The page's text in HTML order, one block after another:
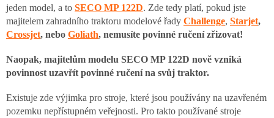
jeden model, a to SECO MP 122D. Zde tedy platí, pokud jste
majitelem zahradního traktoru modelové řady Challenge, Starjet,
Crossjet, nebo Goliath, nemusíte povinné ručení zřizovat!
Naopak, majitelům modelu SECO MP 122D nově vzniká
povinnost uzavřít povinné ručení na svůj traktor.
Existuje zde výjimka pro stroje, které jsou používány na uzavřeném
pozemku nepřístupném veřejnosti. Pro takto používané stroje